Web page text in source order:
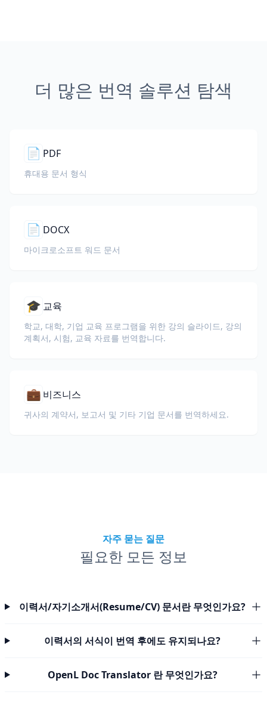
더 많은 번역 솔루션 탐색
📄 PDF
휴대용 문서 형식
📄 DOCX
마이크로소프트 워드 문서
🎓 교육
학교, 대학, 기업 교육 프로그램을 위한 강의 슬라이드, 강의
계획서, 시험, 교육 자료를 번역합니다.
💼 비즈니스
귀사의 계약서, 보고서 및 기타 기업 문서를 번역하세요.
자주 묻는 질문
필요한 모든 정보
이력서/자기소개서(Resume/CV) 문서란 무엇인가요?
이력서의 서식이 번역 후에도 유지되나요?
OpenL Doc Translator 란 무엇인가요?